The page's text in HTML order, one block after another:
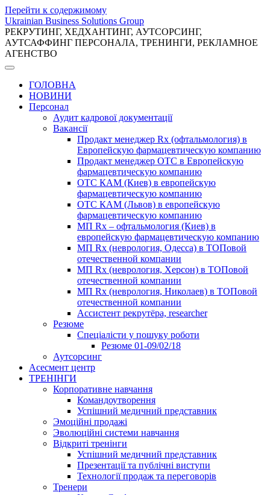
Перейти к содержимому
Ukrainian Business Solutions Group
РЕКРУТИНГ, ХЕДХАНТИНГ, АУТСОРСИНГ,
АУТСАФФИНГ ПЕРСОНАЛА, ТРЕНИНГИ, РЕКЛАМНОЕ
АГЕНСТВО
ГОЛОВНА
НОВИНИ
Персонал
Аудит кадрової документації
Вакансії
Продакт менеджер Rx (офтальмология) в
Европейскую фармацевтическую компанию
Продакт менеджер ОТС в Европейскую
фармацевтическую компанию
ОТС КАМ (Киев) в европейскую
фармацевтическую компанию
ОТС КАМ (Львов) в европейскую
фармацевтическую компанию
МП Rx – офтальмология (Киев) в
европейскую фармацевтическую компанию
МП Rx (неврология, Одесса) в ТОПовой
отечественной компании
МП Rx (неврология, Херсон) в ТОПовой
отечественной компании
МП Rx (неврология, Николаев) в ТОПовой
отечественной компании
Ассистент рекрутёра, researcher
Резюме
Cпеціалісти у пошуку роботи
Резюме 01-09/02/18
Аутсорсинг
Асесмент центр
ТРЕНІНГИ
Корпоративне навчання
Командоутворення
Успішний медичний представник
Эмоційні продажі
Эволюційні системи навчання
Відкриті тренінги
Успішний медичний представник
Презентації та публічні виступи
Технології продаж та переговорів
Тренери